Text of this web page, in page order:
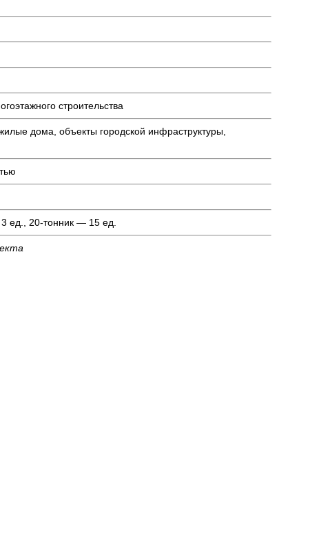
строительства
дома, объекты городской инфраструктуры,
ед., 20-тонник — 15 ед.